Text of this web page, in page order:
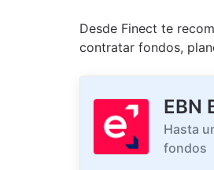
Desde Finect te
contratar fondos,
EBN
Hasta
fondos